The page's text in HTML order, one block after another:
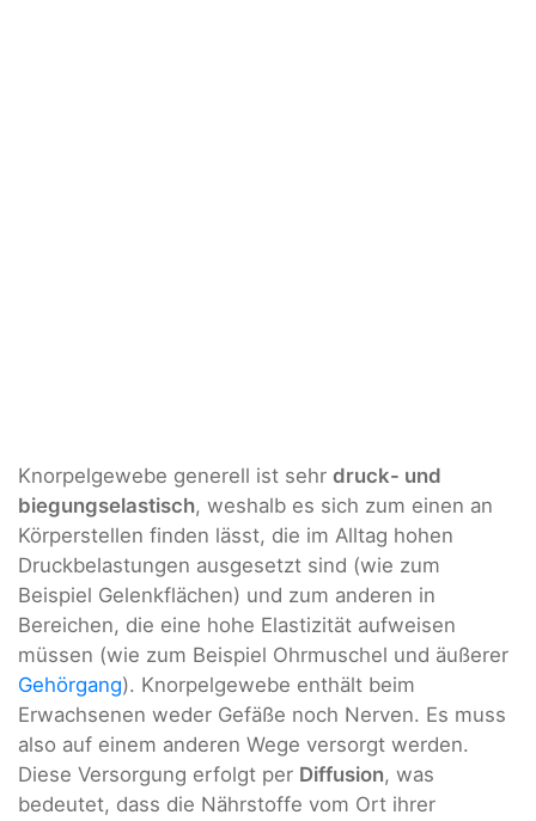
Knorpelgewebe generell ist sehr druck- und
biegungselastisch, weshalb es sich zum einen an
Körperstellen finden lässt, die im Alltag hohen
Druckbelastungen ausgesetzt sind (wie zum
Beispiel Gelenkflächen) und zum anderen in
Bereichen, die eine hohe Elastizität aufweisen
müssen (wie zum Beispiel Ohrmuschel und äußerer
Gehörgang). Knorpelgewebe enthält beim
Erwachsenen weder Gefäße noch Nerven. Es muss
also auf einem anderen Wege versorgt werden.
Diese Versorgung erfolgt per Diffusion, was
bedeutet, dass die Nährstoffe vom Ort ihrer